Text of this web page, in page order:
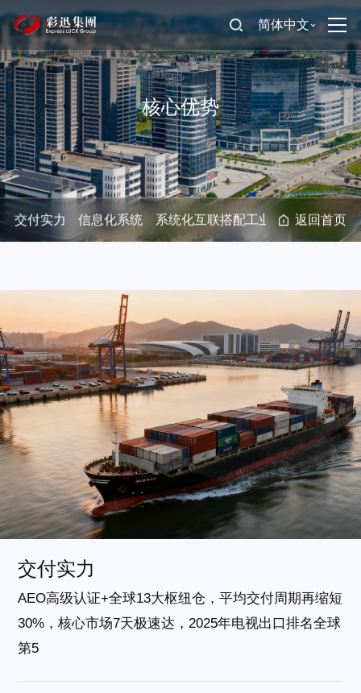
简体中文
核心优势
交付实力 信息化系统 系统化互联搭配工业4.0 实验室
返回首页
交付实力
AEO高级认证+全球13大枢纽仓，平均交付周期再缩短
30%，核心市场7天极速达，2025年电视出口排名全球
第5